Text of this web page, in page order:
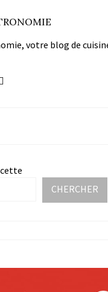
votre blog de
CHERCHER